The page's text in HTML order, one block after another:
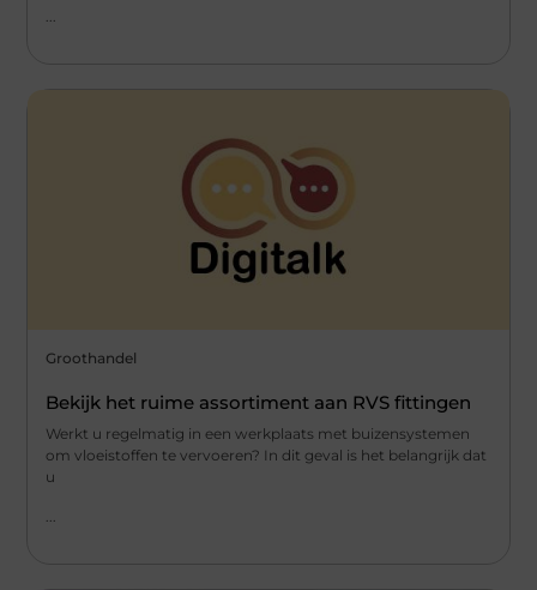
...
Groothandel
Bekijk het ruime assortiment aan RVS fittingen
Werkt u regelmatig in een werkplaats met buizensystemen
om vloeistoffen te vervoeren? In dit geval is het belangrijk dat
u